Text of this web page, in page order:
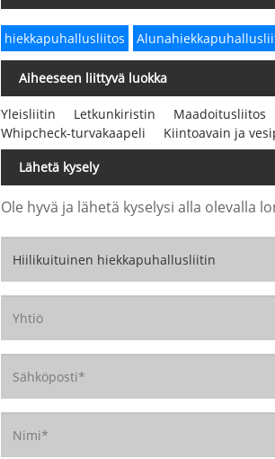
hiekkapuhallusliitos
Aiheeseen liittyvä luokka
Yleisliitin Letkunkiristin Maadoitusliitos
Whipcheck-turvakaapeli
Kiintoavain ja
Lähetä kysely
Ole hyvä ja lähetä kyselysi alla olevalla